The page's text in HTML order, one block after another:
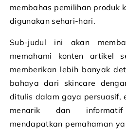
membahas pemilihan produk
digunakan sehari-hari.
Sub-judul ini akan
memahami konten artikel
memberikan lebih banyak
bahaya dari skincare
ditulis dalam gaya persuasif,
menarik dan
mendapatkan pemahaman